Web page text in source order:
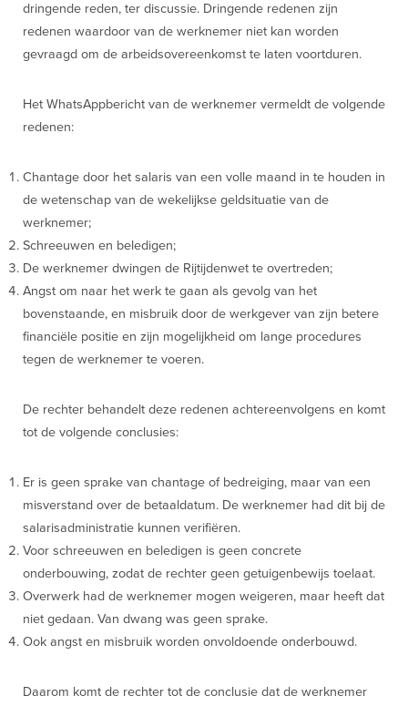
dringende reden, ter discussie. Dringende redenen zijn
redenen waardoor van de werknemer niet kan worden
gevraagd om de arbeidsovereenkomst te laten voortduren.
Het WhatsAppbericht van de werknemer vermeldt de volgende
redenen:
Chantage door het salaris van een volle maand in te houden in
de wetenschap van de wekelijkse geldsituatie van de
werknemer;
Schreeuwen en beledigen;
De werknemer dwingen de Rijtijdenwet te overtreden;
Angst om naar het werk te gaan als gevolg van het
bovenstaande, en misbruik door de werkgever van zijn betere
financiële positie en zijn mogelijkheid om lange procedures
tegen de werknemer te voeren.
De rechter behandelt deze redenen achtereenvolgens en komt
tot de volgende conclusies:
Er is geen sprake van chantage of bedreiging, maar van een
misverstand over de betaaldatum. De werknemer had dit bij de
salarisadministratie kunnen verifiëren.
Voor schreeuwen en beledigen is geen concrete
onderbouwing, zodat de rechter geen getuigenbewijs toelaat.
Overwerk had de werknemer mogen weigeren, maar heeft dat
niet gedaan. Van dwang was geen sprake.
Ook angst en misbruik worden onvoldoende onderbouwd.
Daarom komt de rechter tot de conclusie dat de werknemer